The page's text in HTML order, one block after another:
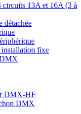
circuits 13A et 16A (3 à
détachée
fixe
DMX-HF
DMX